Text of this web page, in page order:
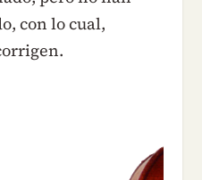
con lo cual,